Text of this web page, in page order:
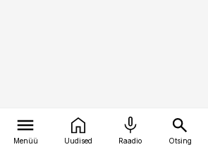
Menüü Uudised Raadio Otsing